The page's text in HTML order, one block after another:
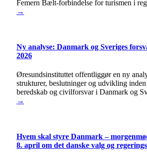
Femern Bælt-forbindelse for turismen i
→
Ny analyse: Danmark og Sveriges
2026
Øresundsinstituttet offentliggør en ny
strukturer, beslutninger og udvikling
beredskab og civilforsvar i Danmark og
→
Hvem skal styre Danmark –
8. april om det danske valg og